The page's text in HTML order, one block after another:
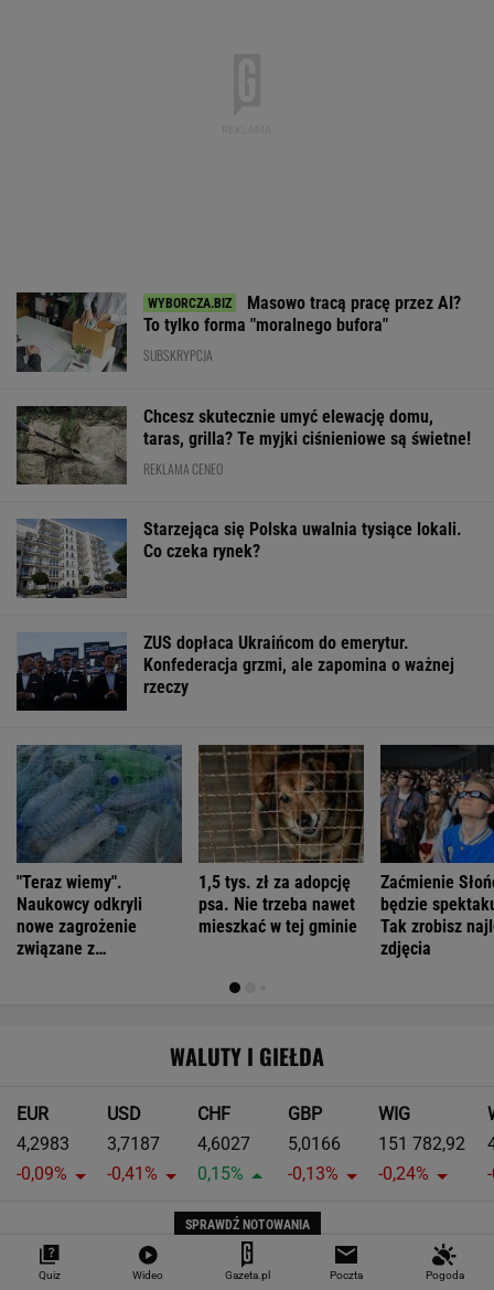
Masowo tracą pracę przez AI?
To tylko forma "moralnego bufora"
SUBSKRYPCJA
Chcesz skutecznie umyć elewację domu,
taras, grilla? Te myjki ciśnieniowe są świetne!
REKLAMA CENEO
Starzejąca się Polska uwalnia tysiące lokali.
Co czeka rynek?
ZUS dopłaca Ukraińcom do emerytur.
Konfederacja grzmi, ale zapomina o ważnej
rzeczy
"Teraz wiemy".
Naukowcy odkryli
nowe zagrożenie
związane z
1,5 tys. zł za adopcję
psa. Nie trzeba nawet
mieszkać w tej gminie
Zaćmienie
będzie
Tak zrobisz
zdjęcia
WALUTY I GIEŁDA
EUR
4,2983
-0,09%
USD
3,7187
-0,41%
CHF
4,6027
0,15%
GBP
5,0166
-0,13%
WIG
151 782,92
-0,24%
SPRAWDŹ NOTOWANIA
Notowania dostarcza VIA24ONLINE
Quiz Wideo Gazeta.pl Poczta Pogoda